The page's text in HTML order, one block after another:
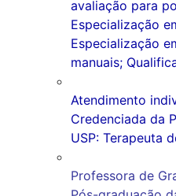
avaliação para
Especialização
Especialização
manuais;
Atendimento
Credenciada da
USP: Terapeuta
Professora de